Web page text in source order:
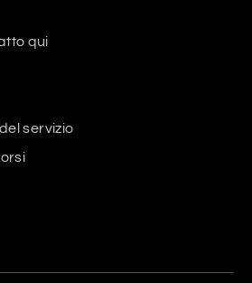
qui
servizio